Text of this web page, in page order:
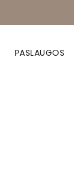
PASLAUGOS